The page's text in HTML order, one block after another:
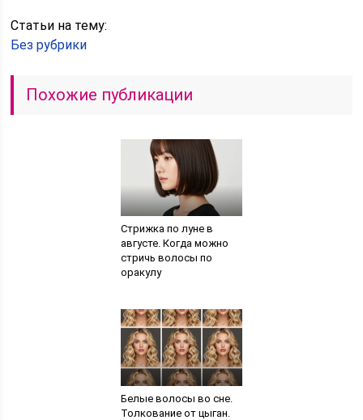
Статьи на тему:
Без рубрики
Похожие публикации
Стрижка по луне в
августе. Когда можно
стричь волосы по
оракулу
Белые волосы во сне.
Толкование от цыган.